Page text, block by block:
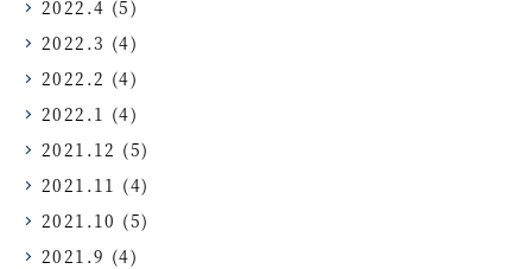
2022.4 (5)
2022.3 (4)
2022.2 (4)
2022.1 (4)
2021.12 (5)
2021.11 (4)
2021.10 (5)
2021.9 (4)